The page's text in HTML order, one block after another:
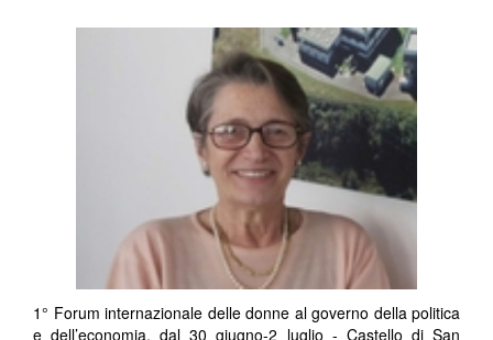
1° Forum internazionale delle donne al governo della politica
e dell’economia, dal 30 giugno-2 luglio - Castello di San